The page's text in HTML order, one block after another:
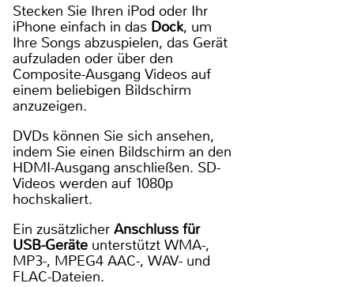
Stecken Sie Ihren iPod oder Ihr
iPhone einfach in das Dock, um
Ihre Songs abzuspielen, das Gerät
aufzuladen oder über den
Composite-Ausgang Videos auf
einem beliebigen Bildschirm
anzuzeigen.
DVDs können Sie sich ansehen,
indem Sie einen Bildschirm an den
HDMI-Ausgang anschließen. SD-
Videos werden auf 1080p
hochskaliert.
Ein zusätzlicher Anschluss für
USB-Geräte unterstützt WMA-,
MP3-, MPEG4 AAC-, WAV- und
FLAC-Dateien.